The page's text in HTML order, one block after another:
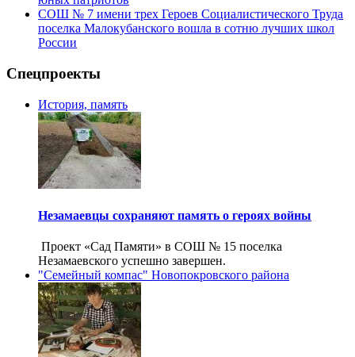
СОШ № 7 имени трех Героев Социалистического Труда
поселка Малокубанского вошла в сотню лучших школ
России
Спецпроекты
История, память
Незамаевцы сохраняют память о героях войны
Проект «Сад Памяти» в СОШ № 15 поселка
Незамаевского успешно завершен.
"Семейный компас" Новопокровского района